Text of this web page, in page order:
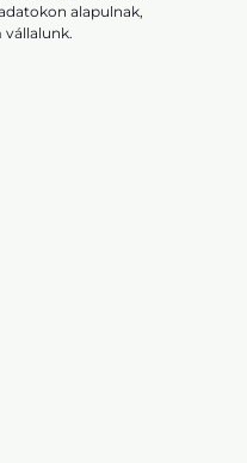
alapulnak,
vállalunk.